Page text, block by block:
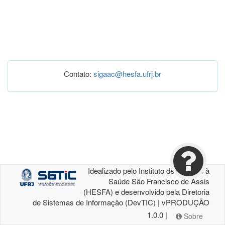
Contato: sigaac@hesfa.ufrj.br
Idealizado pelo Instituto de Atenção à
Saúde São Francisco de Assis
(HESFA) e desenvolvido pela Diretoria
de Sistemas de Informação (DevTIC) | vPRODUÇÃO
1.0.0 |
Sobre